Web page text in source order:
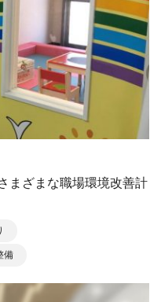
まざまな職場環境改善計
備